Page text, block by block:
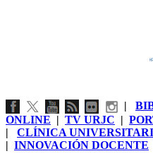
|
ONLINE | TV URJC |
| CLÍNICA
| INNOVACIÓN DOCENTE